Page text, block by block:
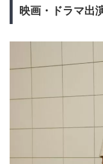
映画・ドラマ出